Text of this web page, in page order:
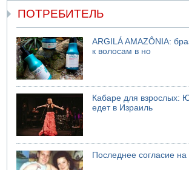
ПОТРЕБИТЕЛЬ
ARGILÁ AMAZÔNIA:
к волосам в но
Кабаре для взрослых:
едет в Израиль
Последнее согласие на